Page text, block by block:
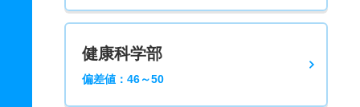
健康科学部
偏差値：46～50